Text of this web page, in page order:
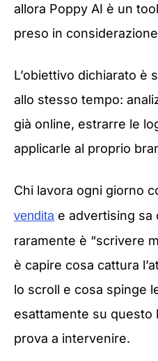
allora Poppy AI è un
preso in
L’obiettivo dichiarato è
allo stesso tempo:
già online, estrarre le
applicarle al proprio
Chi lavora ogni giorno
vendita e advertising sa
raramente è “scrivere
è capire cosa cattura
lo scroll e cosa spinge
esattamente su questo
prova a intervenire.